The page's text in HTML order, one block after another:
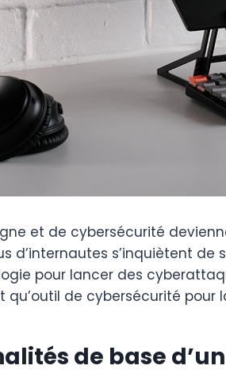
et de cybersécurité
d’internautes s’inquiètent
pour lancer des
qu’outil de cybersécurité
de base